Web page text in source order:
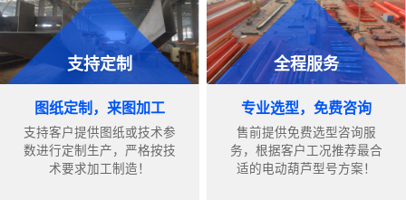
支持定制
图纸定制，来图加工
支持客户提供图纸或技术参
数进行定制生产，严格按技
术要求加工制造！
全程服务
专业选型，免费咨询
售前提供免费选型咨询服
务，根据客户工况推荐最合
适的电动葫芦型号方案！